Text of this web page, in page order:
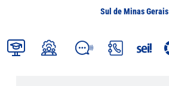
Sul de Minas Gerais